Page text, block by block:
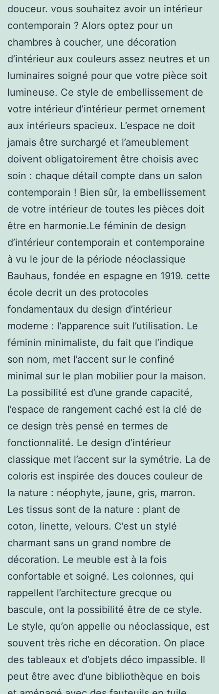
douceur. vous souhaitez avoir un intérieur
contemporain ? Alors optez pour un
chambres à coucher, une décoration
d’intérieur aux couleurs assez neutres et un
luminaires soigné pour que votre pièce soit
lumineuse. Ce style de embellissement de
votre intérieur d’intérieur permet ornement
aux intérieurs spacieux. L’espace ne doit
jamais être surchargé et l’ameublement
doivent obligatoirement être choisis avec
soin : chaque détail compte dans un salon
contemporain ! Bien sûr, la embellissement
de votre intérieur de toutes les pièces doit
être en harmonie.Le féminin de design
d’intérieur contemporain et contemporaine
à vu le jour de la période néoclassique
Bauhaus, fondée en espagne en 1919. cette
école decrit un des protocoles
fondamentaux du design d’intérieur
moderne : l’apparence suit l’utilisation. Le
féminin minimaliste, du fait que l’indique
son nom, met l’accent sur le confiné
minimal sur le plan mobilier pour la maison.
La possibilité est d’une grande capacité,
l’espace de rangement caché est la clé de
ce design très pensé en termes de
fonctionnalité. Le design d’intérieur
classique met l’accent sur la symétrie. La de
coloris est inspirée des douces couleur de
la nature : néophyte, jaune, gris, marron.
Les tissus sont de la nature : plant de
coton, linette, velours. C’est un stylé
charmant sans un grand nombre de
décoration. Le meuble est à la fois
confortable et soigné. Les colonnes, qui
rappellent l’architecture grecque ou
bascule, ont la possibilité être de ce style.
Le style, qu’on appelle ou néoclassique, est
souvent très riche en décoration. On place
des tableaux et d’objets déco impassible. Il
peut être avec d’une bibliothèque en bois